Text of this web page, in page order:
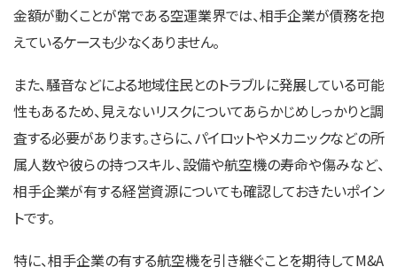
金額が動くことが常である空運業界では、相手企業が債務を抱
えているケースも少なくありません。
また、騒音などによる地域住民とのトラブルに発展している可能
性もあるため、見えないリスクについてあらかじめしっかりと調
査する必要があります。さらに、パイロットやメカニックなどの所
属人数や彼らの持つスキル、設備や航空機の寿命や傷みなど、
相手企業が有する経営資源についても確認しておきたいポイン
トです。
特に、相手企業の有する航空機を引き継ぐことを期待してM&A